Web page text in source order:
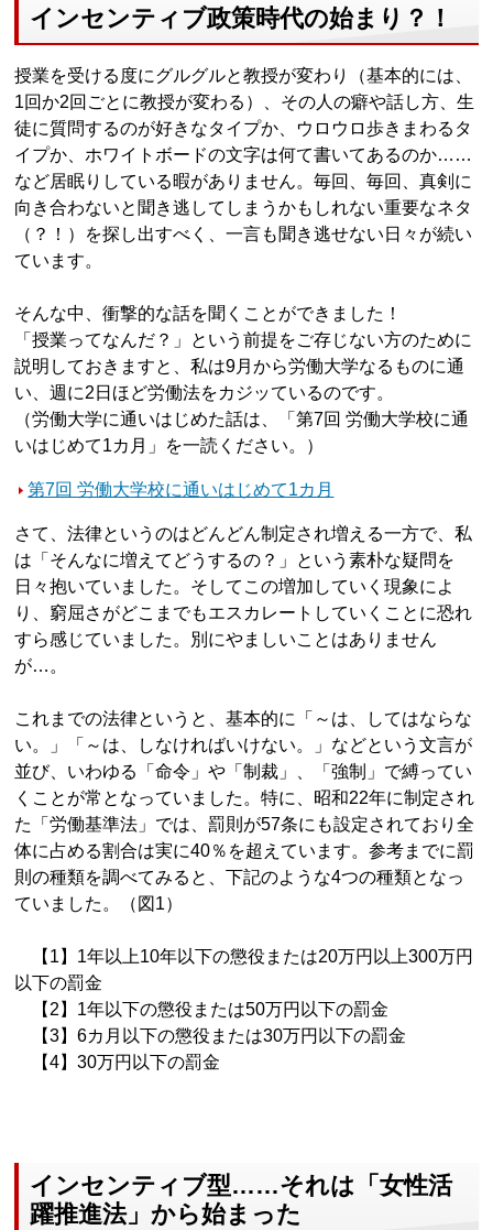
インセンティブ政策時代の始まり？！
授業を受ける度にグルグルと教授が変わり（基本的には、
1回か2回ごとに教授が変わる）、その人の癖や話し方、生
徒に質問するのが好きなタイプか、ウロウロ歩きまわるタ
イプか、ホワイトボードの文字は何て書いてあるのか……
など居眠りしている暇がありません。毎回、毎回、真剣に
向き合わないと聞き逃してしまうかもしれない重要なネタ
（？！）を探し出すべく、一言も聞き逃せない日々が続い
ています。
そんな中、衝撃的な話を聞くことができました！
「授業ってなんだ？」という前提をご存じない方のために
説明しておきますと、私は9月から労働大学なるものに通
い、週に2日ほど労働法をカジッているのです。
（労働大学に通いはじめた話は、「第7回 労働大学校に通
いはじめて1カ月」を一読ください。）
第7回 労働大学校に通いはじめて1カ月
さて、法律というのはどんどん制定され増える一方で、私
は「そんなに増えてどうするの？」という素朴な疑問を
日々抱いていました。そしてこの増加していく現象によ
り、窮屈さがどこまでもエスカレートしていくことに恐れ
すら感じていました。別にやましいことはありません
が…。
これまでの法律というと、基本的に「～は、してはならな
い。」「～は、しなければいけない。」などという文言が
並び、いわゆる「命令」や「制裁」、「強制」で縛ってい
くことが常となっていました。特に、昭和22年に制定され
た「労働基準法」では、罰則が57条にも設定されており全
体に占める割合は実に40％を超えています。参考までに罰
則の種類を調べてみると、下記のような4つの種類となっ
ていました。（図1）
【1】1年以上10年以下の懲役または20万円以上300万円
以下の罰金
【2】1年以下の懲役または50万円以下の罰金
【3】6カ月以下の懲役または30万円以下の罰金
【4】30万円以下の罰金
インセンティブ型……それは「女性活
躍推進法」から始まった